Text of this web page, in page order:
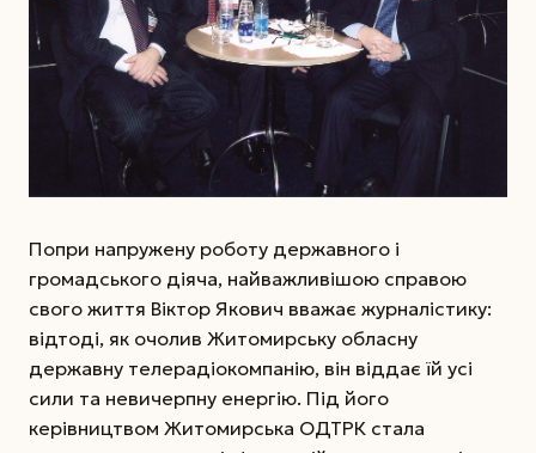
Попри напружену роботу державного і
громадського діяча, найважливішою справою
свого життя Віктор Якович вважає журналістику:
відтоді, як очолив Житомирську обласну
державну телерадіокомпанію, він віддає їй усі
сили та невичерпну енергію. Під його
керівництвом Житомирська ОДТРК стала